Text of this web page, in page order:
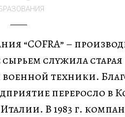
“COFRA” –
служила
техники.
переросло
В 1983 г.